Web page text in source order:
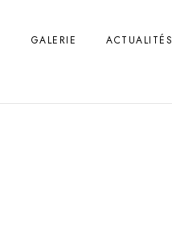
GALERIE ACTUALITÉS